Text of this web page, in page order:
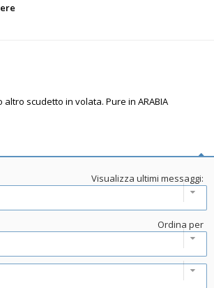
scudetto in volata. Pure in ARABIA
Visualizza ultimi messaggi:
Ordina per